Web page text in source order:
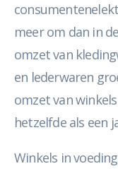
meer om dan in
omzet van
en lederwaren
omzet van
hetzelfde als een
Winkels in